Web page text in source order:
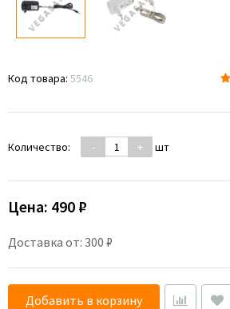
Код товара: 5546
Количество: - + шт
Цена: 490 ₽
Доставка от: 300 ₽
Добавить в корзину